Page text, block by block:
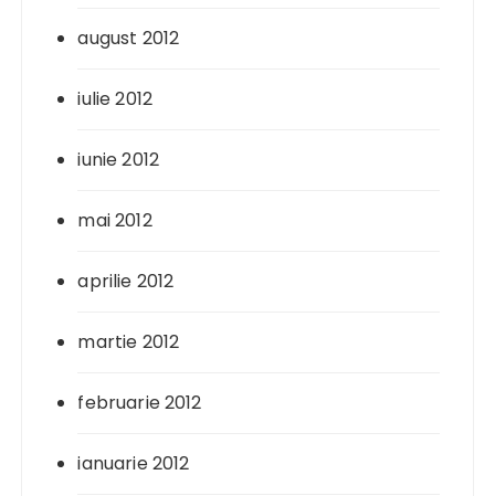
august 2012
iulie 2012
iunie 2012
mai 2012
aprilie 2012
martie 2012
februarie 2012
ianuarie 2012